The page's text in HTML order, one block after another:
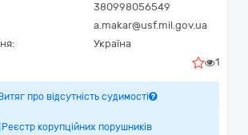
380998056549
a.makar@usf.mil.gov.ua
Україна
1
про відсутність судимості
Реєстр корупційних порушників